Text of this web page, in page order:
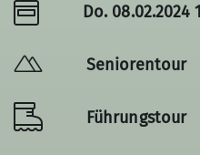
Do. 08.02.2024
Seniorentour
Führungstour